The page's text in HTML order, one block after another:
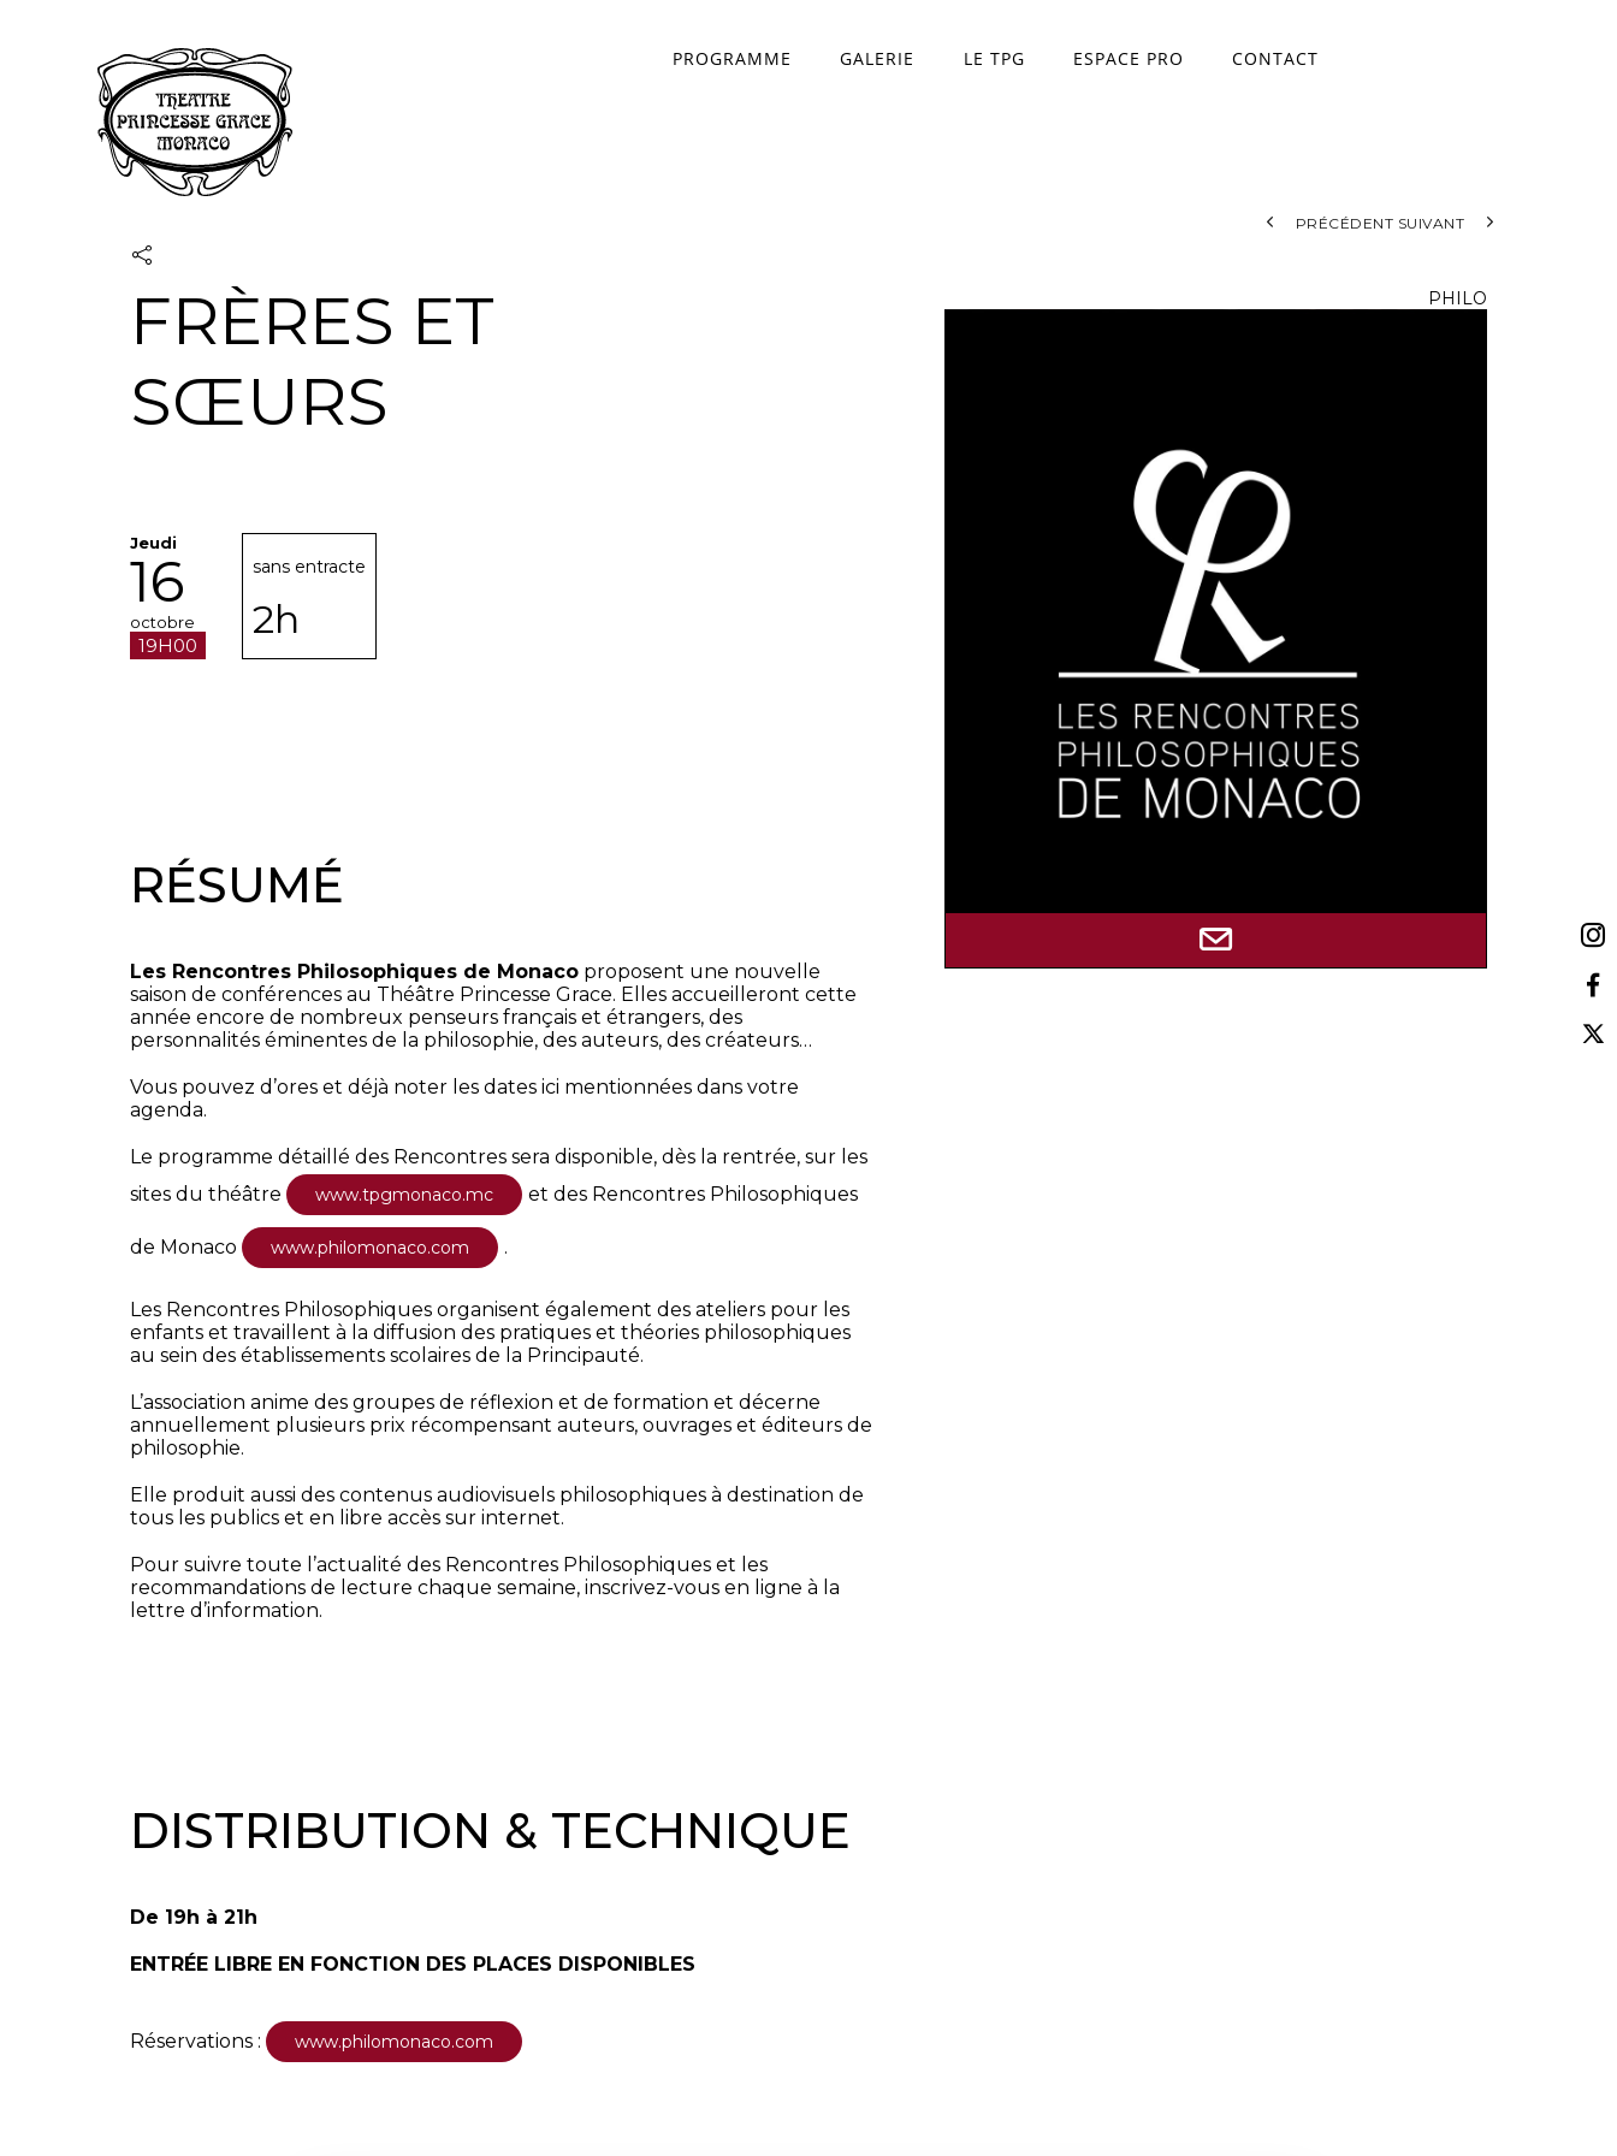
PROGRAMME GALERIE LE TPG
Théâtre Princesse GraceESPACE PRO CONTACT
PRÉCÉDENT SUIVANT
FRÈRES ET
SŒURS
Jeudi
16
octobre
19H00
sans entracte
2h
RÉSUMÉ
Les Rencontres Philosophiques de Monacoproposent une nouvelle
saison de conférences au Théâtre Princesse Grace. Elles accueilleront cette
année encore de nombreux penseurs français et étrangers, des
personnalités éminentes de la philosophie, des auteurs, des créateurs…
Vous pouvez d’ores et déjà noter les dates ici mentionnées dans votre
agenda.
Le programme détaillé des Rencontres sera disponible, dès la rentrée, sur les
sites du théâtre
www.tpgmonaco.mc et des Rencontres Philosophiques
de Monaco www.philomonaco.com .
Les Rencontres Philosophiques organisent également des ateliers pour les
enfants et travaillent à la diffusion des pratiques et théories philosophiques
au sein des établissements scolaires de la Principauté.
L’association anime des groupes de réflexion et de formation et décerne
annuellement plusieurs prix récompensant auteurs, ouvrages et éditeurs de
philosophie.
Elle produit aussi des contenus audiovisuels philosophiques à destination de
tous les publics et en libre accès sur internet.
Pour suivre toute l’actualité des Rencontres Philosophiques et les
recommandations de lecture chaque semaine, inscrivez-vous en ligne à la
lettre d’information.
DISTRIBUTION & TECHNIQUE
De 19h à 21h
ENTRÉE LIBRE EN FONCTION DES PLACES DISPONIBLES
Réservations : www.philomonaco.com
PHILO